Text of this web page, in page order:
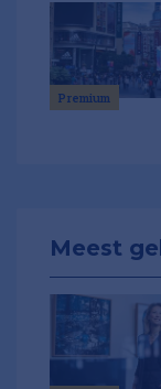
Premium
Meest